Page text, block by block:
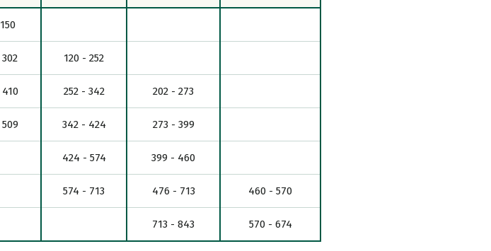
120 - 252
252 - 342 202 - 273
342 - 424 273 - 399
424 - 574 399 - 460
574 - 713 476 - 713 460 - 570
713 - 843 570 - 674